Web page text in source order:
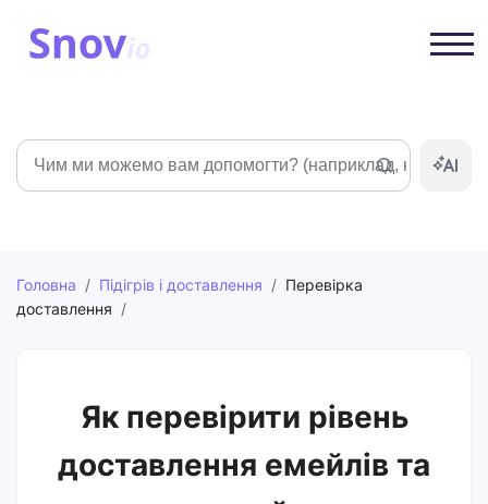
Пошук
Головна / Підігрів і доставлення / Перевірка
доставлення /
Як перевірити рівень
доставлення емейлів та